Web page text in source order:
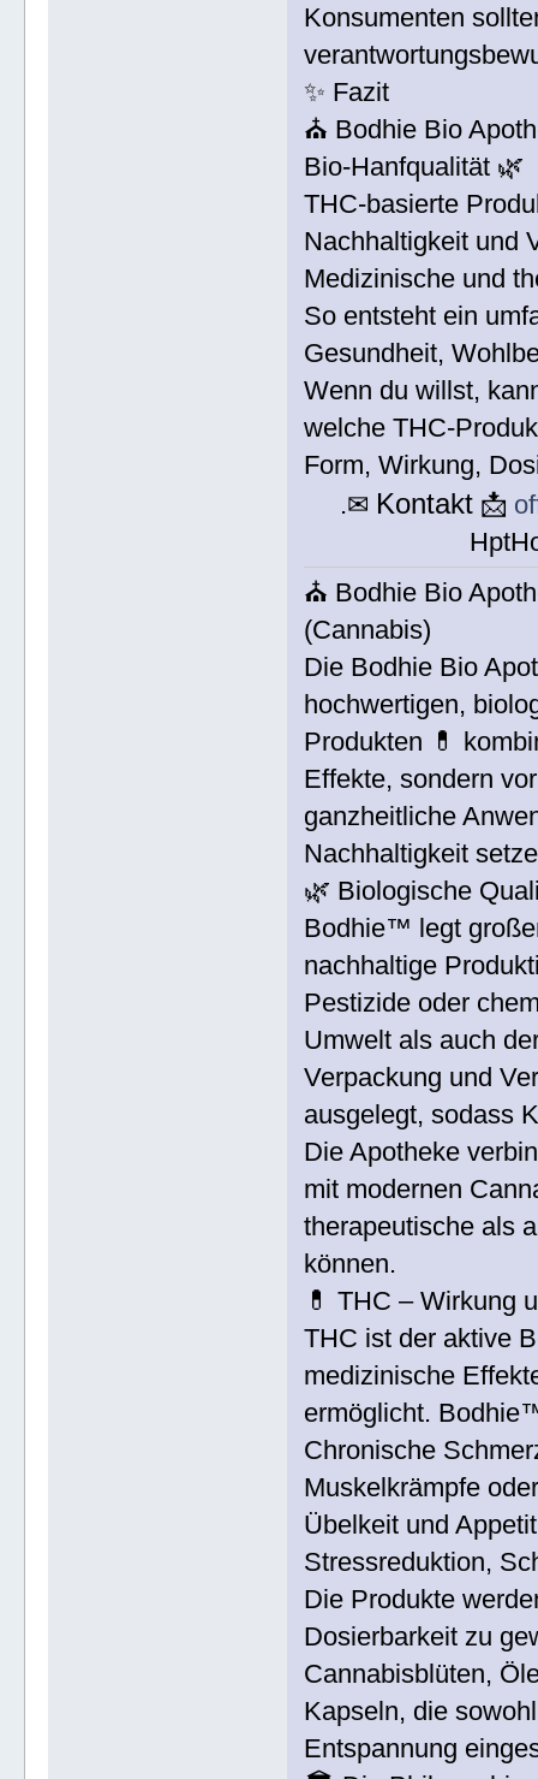
Konsumenten
✨ Fazit
⛪ Bodhie Bio
Bio-Hanfqualität 🌿
THC-basierte
Nachhaltigkeit und
Medizinische und
So entsteht ein
Gesundheit,
Wenn du willst,
welche THC-
Form, Wirkung,
.✉ Kontakt 📩
⛪ Bodhie Bio
(Cannabis)
Die Bodhie Bio
hochwertigen,
Produkten 💊
Effekte, sondern
ganzheitliche
Nachhaltigkeit
🌿 Biologische
Bodhie™ legt
nachhaltige
Pestizide oder
Umwelt als auch
Verpackung und
ausgelegt, sodass
Die Apotheke
mit modernen
therapeutische als
können.
💊 THC – Wirkung
THC ist der aktive
medizinische
ermöglicht.
Chronische
Muskelkrämpfe
Übelkeit und
Stressreduktion,
Die Produkte
Dosierbarkeit zu
Cannabisblüten,
Kapseln, die
Entspannung